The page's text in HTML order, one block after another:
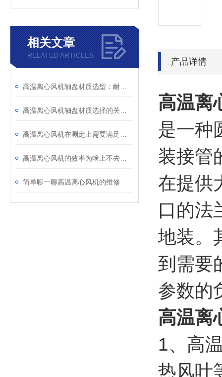
相关文章
RELATED ARTICLES
简单聊一聊高温离心风机的维修
产品详情
高温离
是一种
装接管
在提供
口的法
地装。
到需要
参数的
高温离
1、高
热风叶